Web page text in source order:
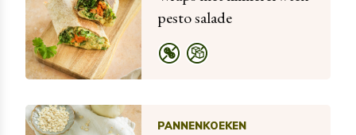
pesto salade
PANNENKOEKEN